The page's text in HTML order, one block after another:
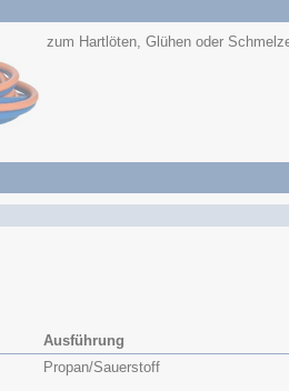
zum Hartlöten, Glühen oder
Ausführung
Propan/Sauerstoff